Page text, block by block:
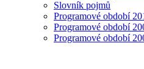
Slovník pojmů
Programové období
Programové období
Programové období